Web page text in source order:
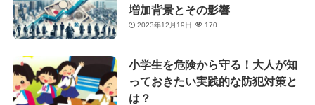
増加背景とその影響
2023年12月19日 170
小学生を危険から守る！大人が知
っておきたい実践的な防犯対策と
は？